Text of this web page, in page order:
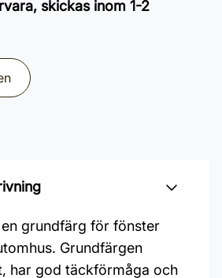
skickas inom 1-2
grundfärg för fönster
Grundfärgen
har god täckförmåga och